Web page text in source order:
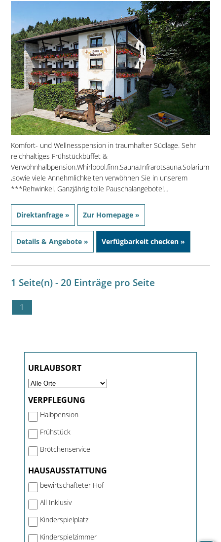
Komfort- und Wellnesspension in traumhafter Südlage. Sehr
reichhaltiges Frühstückbüffet &
Verwöhnhalbpension,Whirlpool,finn.Sauna,Infrarotsauna,Solarium
,sowie viele Annehmlichkeiten verwöhnen Sie in unserem
***Rehwinkel. Ganzjährig tolle Pauschalangebote!...
Direktanfrage » Zur Homepage »
Details & Angebote » Verfügbarkeit checken »
1 Seite(n) - 20 Einträge pro Seite
1
URLAUBSORT
VERPFLEGUNG
Halbpension
Frühstück
Brötchenservice
HAUSAUSSTATTUNG
bewirtschafteter Hof
All Inklusiv
Kinderspielplatz
Kinderspielzimmer